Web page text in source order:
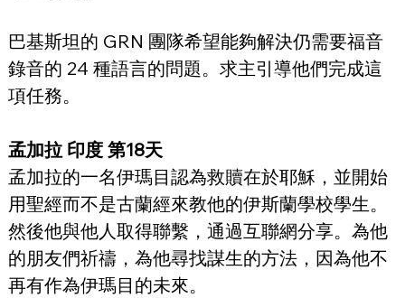
巴基斯坦的 GRN 團隊希望能夠解決仍需要福音
錄音的 24 種語言的問題。求主引導他們完成這
項任務。
孟加拉 印度 第18天
孟加拉的一名伊瑪目認為救贖在於耶穌，並開始
用聖經而不是古蘭經來教他的伊斯蘭學校學生。
然後他與他人取得聯繫，通過互聯網分享。為他
的朋友們祈禱，為他尋找謀生的方法，因為他不
再有作為伊瑪目的未來。